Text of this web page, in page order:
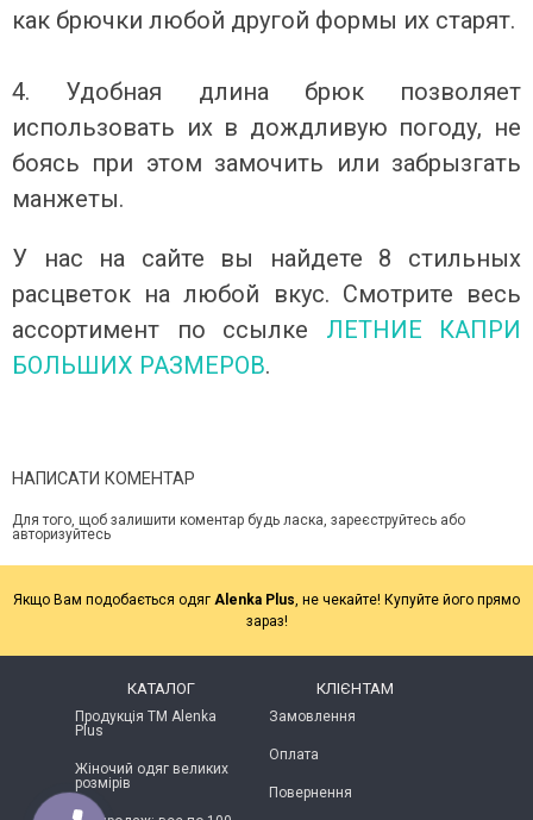
как брючки любой другой формы их старят.
4. Удобная длина брюк позволяет
использовать их в дождливую погоду, не
боясь при этом замочить или забрызгать
манжеты.
У нас на сайте вы найдете 8 стильных
расцветок на любой вкус. Смотрите весь
ассортимент по ссылке ЛЕТНИЕ КАПРИ
БОЛЬШИХ РАЗМЕРОВ.
НАПИСАТИ КОМЕНТАР
Для того, щоб залишити коментар будь ласка, зареєструйтесь або
авторизуйтесь
Якщо Вам подобається одяг Alenka Plus, не чекайте! Купуйте його прямо
зараз!
КАТАЛОГ
Продукція ТМ Alenka
Plus
Жіночий одяг великих
розмірів
КЛІЄНТАМ
Замовлення
Оплата
Повернення